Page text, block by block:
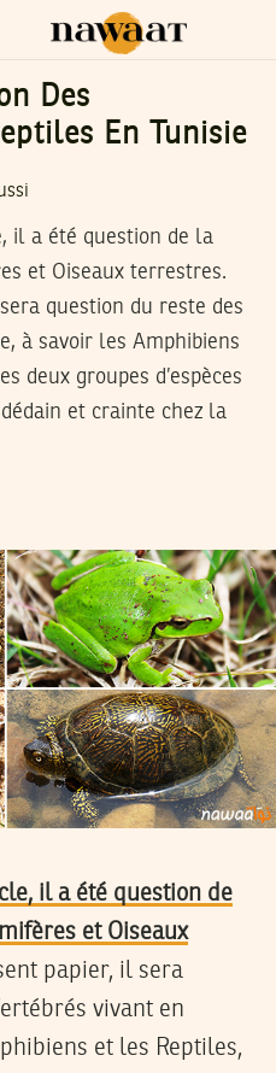
Des
En Tunisie
il a été question de la
et Oiseaux terrestres.
question du reste des
à savoir les Amphibiens
deux groupes d’espèces
et crainte chez la
il a été question de
et Oiseaux
papier, il sera
vivant en
et les Reptiles,